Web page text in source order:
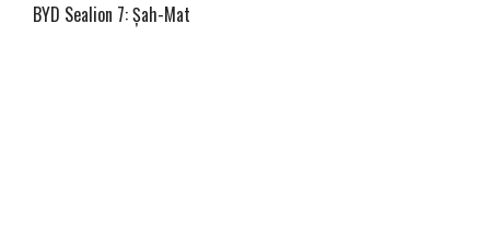
BYD Sealion 7: Șah-Mat